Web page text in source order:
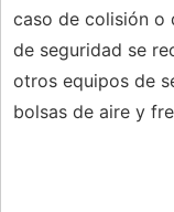
caso de colisión o
de seguridad se
otros equipos de
bolsas de aire y